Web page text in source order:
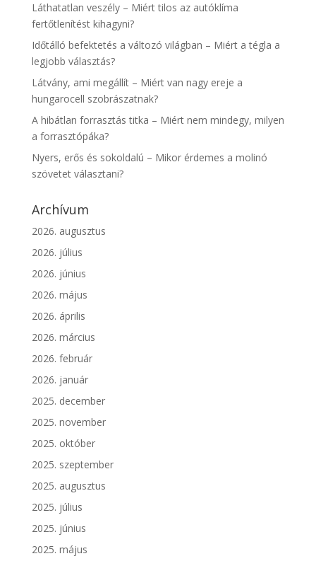
Láthatatlan veszély – Miért tilos az autóklíma
fertőtlenítést kihagyni?
Időtálló befektetés a változó világban – Miért a tégla a
legjobb választás?
Látvány, ami megállít – Miért van nagy ereje a
hungarocell szobrászatnak?
A hibátlan forrasztás titka – Miért nem mindegy, milyen
a forrasztópáka?
Nyers, erős és sokoldalú – Mikor érdemes a molinó
szövetet választani?
Archívum
2026. augusztus
2026. július
2026. június
2026. május
2026. április
2026. március
2026. február
2026. január
2025. december
2025. november
2025. október
2025. szeptember
2025. augusztus
2025. július
2025. június
2025. május